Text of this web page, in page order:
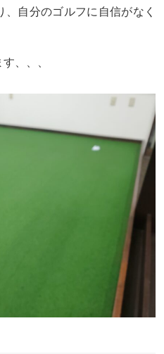
自分のゴルフに自信がなく
、、、